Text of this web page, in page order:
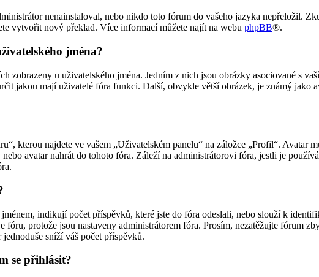
nenainstaloval, nebo nikdo toto fórum do vašeho jazyka nepřeložil.
vytvořit nový překlad. Více informací můžete najít na webu phpBB®.
jména?
zobrazeny u uživatelského jména. Jedním z nich jsou obrázky asociované s
jakou mají uživatelé fóra funkci. Další, obvykle větší obrázek, je známý jako
kterou najdete ve vašem „Uživatelském panelu“ na záložce „Profil“. Avatar
avatar nahrát do tohoto fóra. Záleží na administrátorovi fóra, jestli je
indikují počet příspěvků, které jste do fóra odeslali, nebo slouží k
fóru, protože jsou nastaveny administrátorem fóra. Prosím, nezatěžujte fórum
sníží váš počet příspěvků.
se přihlásit?